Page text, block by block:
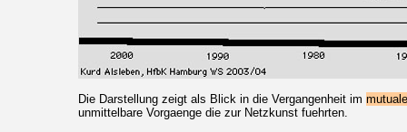
Die Darstellung zeigt als Blick in die Vergangenheit im
unmittelbare Vorgaenge die zur Netzkunst fuehrten.